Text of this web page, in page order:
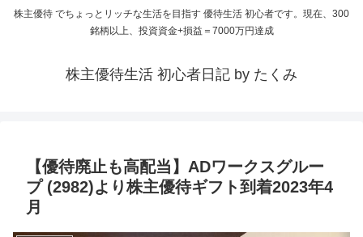
株主優待 でちょっとリッチな生活を目指す 優待生活 初心者です。現在、300
銘柄以上、投資資金+損益＝7000万円達成
株主優待生活 初心者日記 by たくみ
【優待廃止も高配当】ADワークスグルー
プ (2982)より株主優待ギフト到着2023年4
月